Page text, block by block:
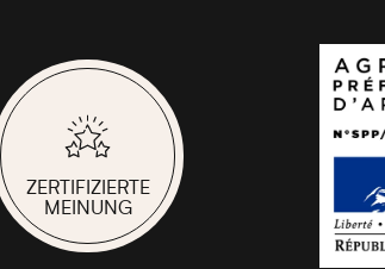
ZERTIFIZIERTE
MEINUNG